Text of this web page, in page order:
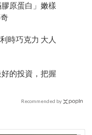
原蛋白」嫩樣
時巧克力 大人
的投資，把握
Recommended by